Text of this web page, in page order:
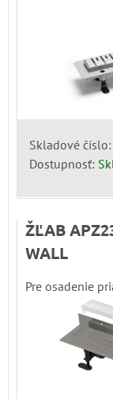
Skladové číslo:
Dostupnosť:
ŽĽAB
WALL
Pre osadenie